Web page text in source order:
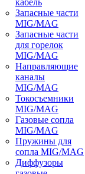
кабель
Запасные части
MIG/MAG
Запасные части
для горелок
MIG/MAG
Направляющие
каналы
MIG/MAG
Токосъемники
MIG/MAG
Газовые сопла
MIG/MAG
Пружины для
сопла MIG/MAG
Диффузоры